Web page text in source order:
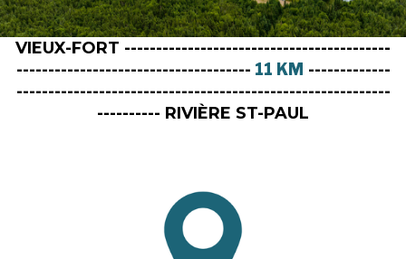
VIEUX-FORT ------------------------------------------
------------------------------------- 11 KM -------------
-----------------------------------------------------------
---------- RIVIÈRE ST-PAUL